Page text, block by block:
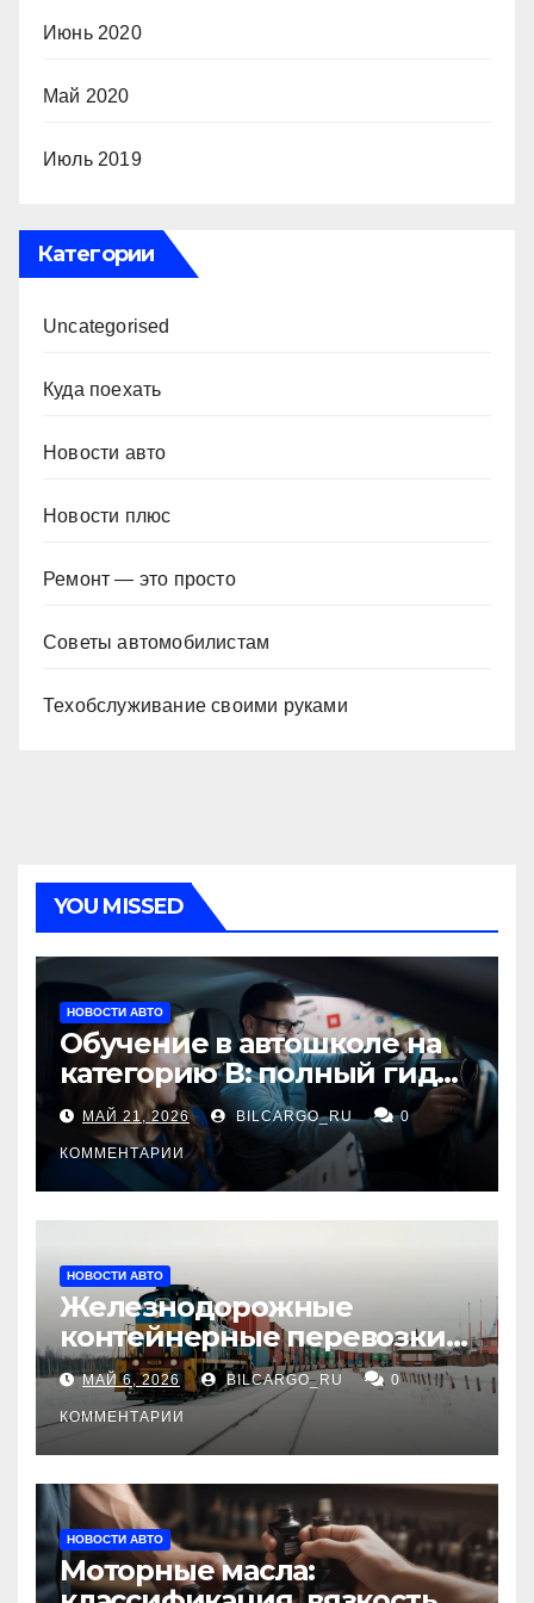
Июнь 2020
Май 2020
Июль 2019
Категории
Uncategorised
Куда поехать
Новости авто
Новости плюс
Ремонт — это просто
Советы автомобилистам
Техобслуживание своими руками
YOU MISSED
НОВОСТИ АВТО
Обучение в автошколе на
категорию В: полный гид
для будущих водителей
МАЙ 21, 2026 BILCARGO_RU 0
КОММЕНТАРИИ
НОВОСТИ АВТО
Железнодорожные
контейнерные перевозки
из Китая в Россию:
маршруты, сроки и
требования
МАЙ 6, 2026 BILCARGO_RU 0
КОММЕНТАРИИ
НОВОСТИ АВТО
Моторные масла: